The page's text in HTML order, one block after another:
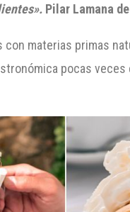
Pilar Lamana de
materias primas
pocas